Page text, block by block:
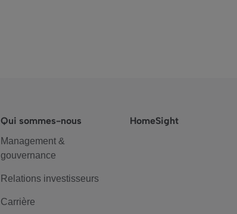
Qui sommes-nous
Management &
gouvernance
Relations investisseurs
Carrière
HomeSight